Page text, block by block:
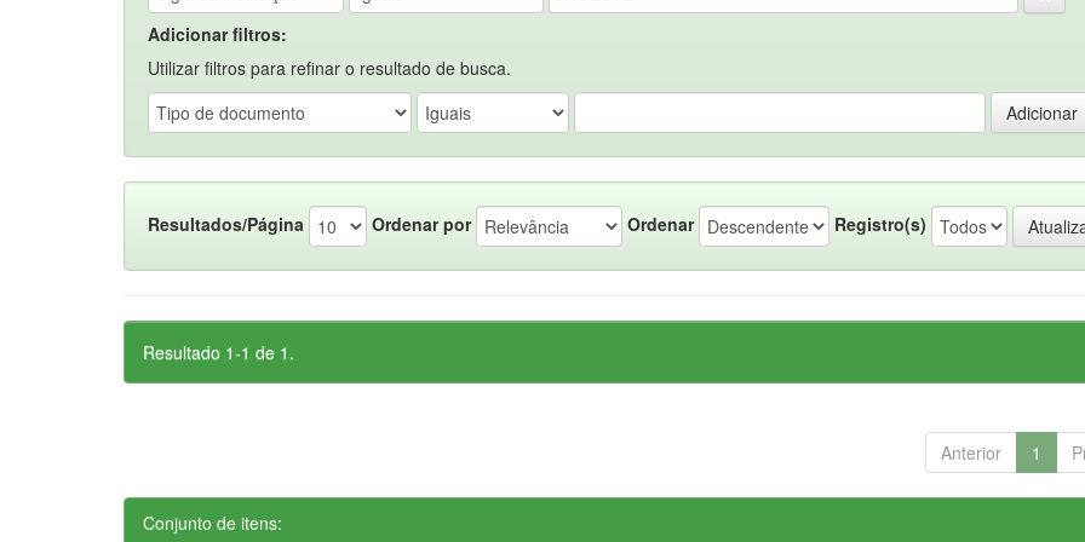
Adicionar filtros:
Utilizar filtros para refinar o resultado de busca.
Resultados/Página Ordenar por Ordenar Registro(s)
Resultado 1-1 de 1.
Anterior 1
Conjunto de itens: